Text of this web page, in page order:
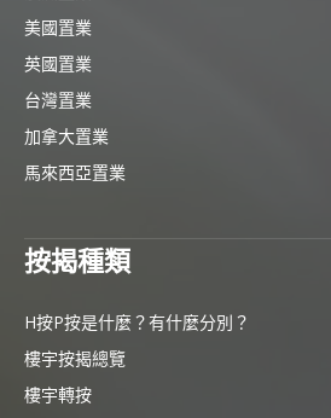
美國置業
英國置業
台灣置業
加拿大置業
馬來西亞置業
按揭種類
H按P按是什麼？有什麼分別？
樓宇按揭總覽
樓宇轉按